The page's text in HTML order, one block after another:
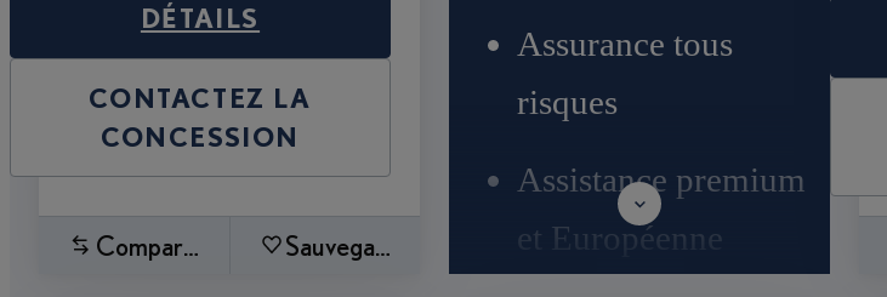
DÉTAILS
CONTACTEZ LA
CONCESSION
Comparez Sauvegardez
Assurance tous
risques
Assistance premium
et Européenne